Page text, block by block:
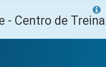
- Centro de